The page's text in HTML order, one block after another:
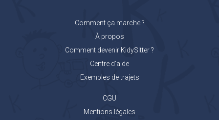
Comment ça marche ?
À propos
Comment devenir KidySitter ?
Centre d'aide
Exemples de trajets
CGU
Mentions légales